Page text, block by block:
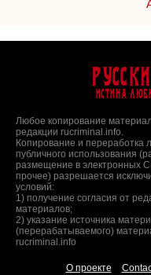
Истина
Любое копирование
редакции rucriminal.info.
Копирование и переработка
публичного использования
размещение в электронных
прочее) разрешается
условий:
1) получение согласия от
материалов;
2) указание источника
(перерабатываемого)
rucriminal.info
О проекте